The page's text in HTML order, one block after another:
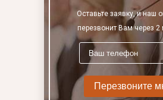
Оставьте заявку, и наш
перезвонит Вам через 2
Перезвоните